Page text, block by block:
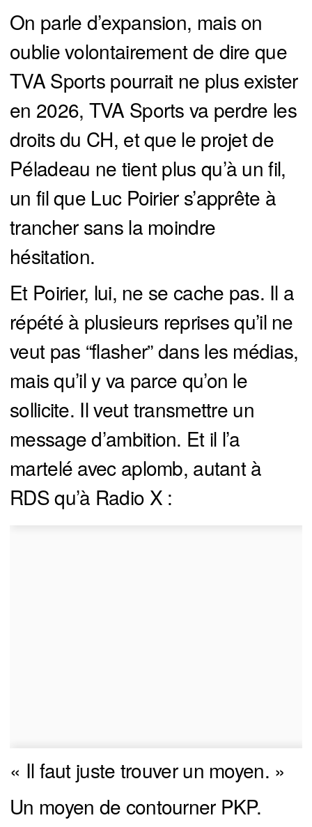
On parle d’expansion, mais on
oublie volontairement de dire que
TVA Sports pourrait ne plus exister
en 2026, TVA Sports va perdre les
droits du CH, et que le projet de
Péladeau ne tient plus qu’à un fil,
un fil que Luc Poirier s’apprête à
trancher sans la moindre
hésitation.
Et Poirier, lui, ne se cache pas. Il a
répété à plusieurs reprises qu’il ne
veut pas “flasher” dans les médias,
mais qu’il y va parce qu’on le
sollicite. Il veut transmettre un
message d’ambition. Et il l’a
martelé avec aplomb, autant à
RDS qu’à Radio X :
« Il faut juste trouver un moyen. »
Un moyen de contourner PKP.